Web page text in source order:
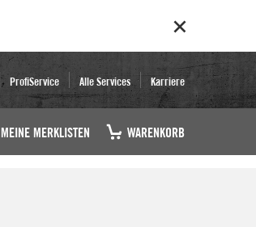
ProfiService Alle Services Karriere
MEINE MERKLISTEN WARENKORB